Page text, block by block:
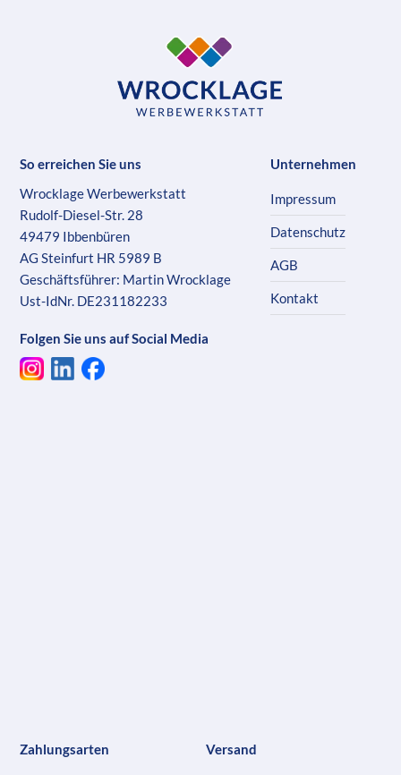
So erreichen Sie uns
Wrocklage Werbewerkstatt
Rudolf-Diesel-Str. 28
49479 Ibbenbüren
AG Steinfurt HR 5989 B
Geschäftsführer: Martin Wrocklage
Ust-IdNr. DE231182233
Folgen Sie uns auf Social Media
Unternehmen
Impressum
Datenschutz
AGB
Kontakt
Zahlungsarten Versand